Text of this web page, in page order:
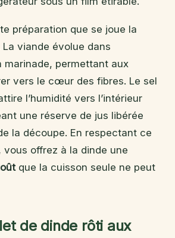
préparation que se joue la
viande évolue dans
marinade, permettant aux
vers le cœur des fibres. Le sel
l’humidité vers l’intérieur
une réserve de jus libérée
la découpe. En respectant ce
vous offrez à la dinde une
que la cuisson seule ne peut
de dinde rôti aux